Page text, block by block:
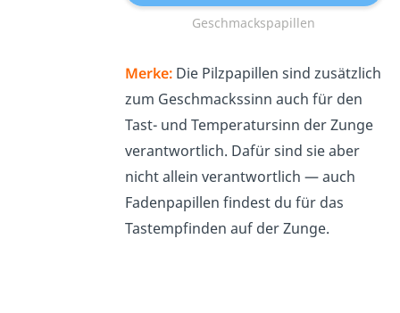
Geschmackspapillen
Merke: Die Pilzpapillen sind zusätzlich
zum Geschmackssinn auch für den
Tast- und Temperatursinn der Zunge
verantwortlich. Dafür sind sie aber
nicht allein verantwortlich — auch
Fadenpapillen findest du für das
Tastempfinden auf der Zunge.